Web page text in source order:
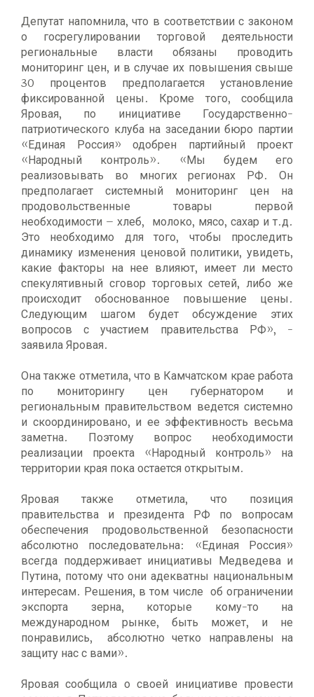
Депутат напомнила, что в соответствии с законом
о госрегулировании торговой деятельности
региональные власти обязаны проводить
мониторинг цен, и в случае их повышения свыше
30 процентов предполагается установление
фиксированной цены. Кроме того, сообщила
Яровая, по инициативе Государственно-
патриотического клуба на заседании бюро партии
«Единая Россия» одобрен партийный проект
«Народный контроль». «Мы будем его
реализовывать во многих регионах РФ. Он
предполагает системный мониторинг цен на
продовольственные товары первой
необходимости – хлеб, молоко, мясо, сахар и т.д.
Это необходимо для того, чтобы проследить
динамику изменения ценовой политики, увидеть,
какие факторы на нее влияют, имеет ли место
спекулятивный сговор торговых сетей, либо же
происходит обоснованное повышение цены.
Следующим шагом будет обсуждение этих
вопросов с участием правительства РФ», -
заявила Яровая.
Она также отметила, что в Камчатском крае работа
по мониторингу цен губернатором и
региональным правительством ведется системно
и скоординировано, и ее эффективность весьма
заметна. Поэтому вопрос необходимости
реализации проекта «Народный контроль» на
территории края пока остается открытым.
Яровая также отметила, что позиция
правительства и президента РФ по вопросам
обеспечения продовольственной безопасности
абсолютно последовательна: «Единая Россия»
всегда поддерживает инициативы Медведева и
Путина, потому что они адекватны национальным
интересам. Решения, в том числе об ограничении
экспорта зерна, которые кому-то на
международном рынке, быть может, и не
понравились, абсолютно четко направлены на
защиту нас с вами».
Яровая сообщила о своей инициативе провести